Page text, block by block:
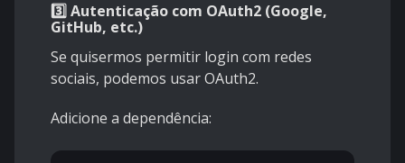
3️⃣ Autenticação com OAuth2 (Google,
GitHub, etc.)
Se quisermos permitir login com redes
sociais, podemos usar OAuth2.
Adicione a dependência: